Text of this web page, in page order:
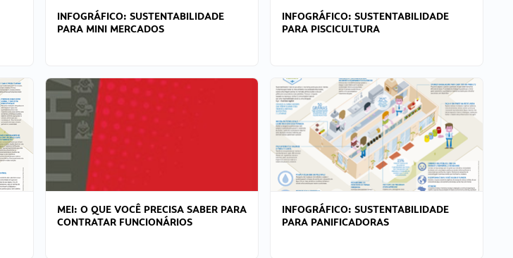
INFOGRÁFICO: SUSTENTABILIDADE
PARA MINI MERCADOS
INFOGRÁFICO: SUSTENTABILIDADE
PARA PISCICULTURA
MEI: O QUE VOCÊ PRECISA SABER PARA
CONTRATAR FUNCIONÁRIOS
INFOGRÁFICO: SUSTENTABILIDADE
PARA PANIFICADORAS